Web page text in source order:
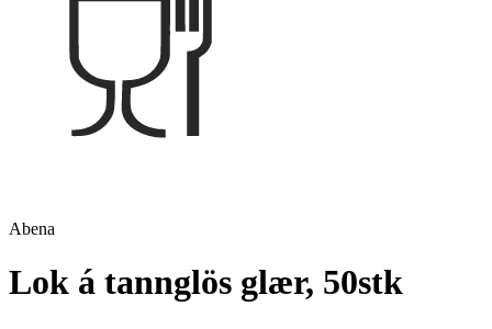
Abena
Lok á tannglös glær, 50stk